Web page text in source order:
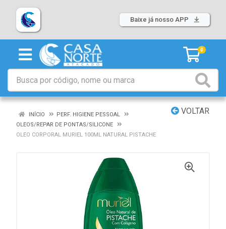
Baixe já nosso APP
0
VOLTAR
INÍCIO
PERF. HIGIENE PESSOAL
OLEOS/REPAR DE PONTAS/SILICONE
OLEO CORPORAL MURIEL 100ML NATURAL PISTACHE